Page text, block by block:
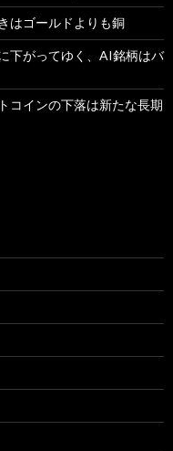
はゴールドよりも銅
下がってゆく、AI銘柄はバ
コインの下落は新たな長期